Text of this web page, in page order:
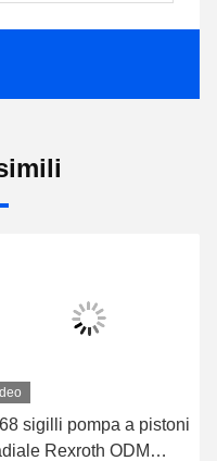
sigilli pompa a pistoni
Rexroth ODM